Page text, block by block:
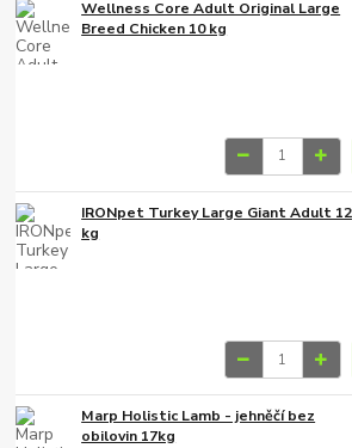
Wellness Core Adult Original Large
Breed Chicken 10 kg
IRONpet Turkey Large Giant Adult 12
kg
Marp Holistic Lamb - jehněčí bez
obilovin 17kg